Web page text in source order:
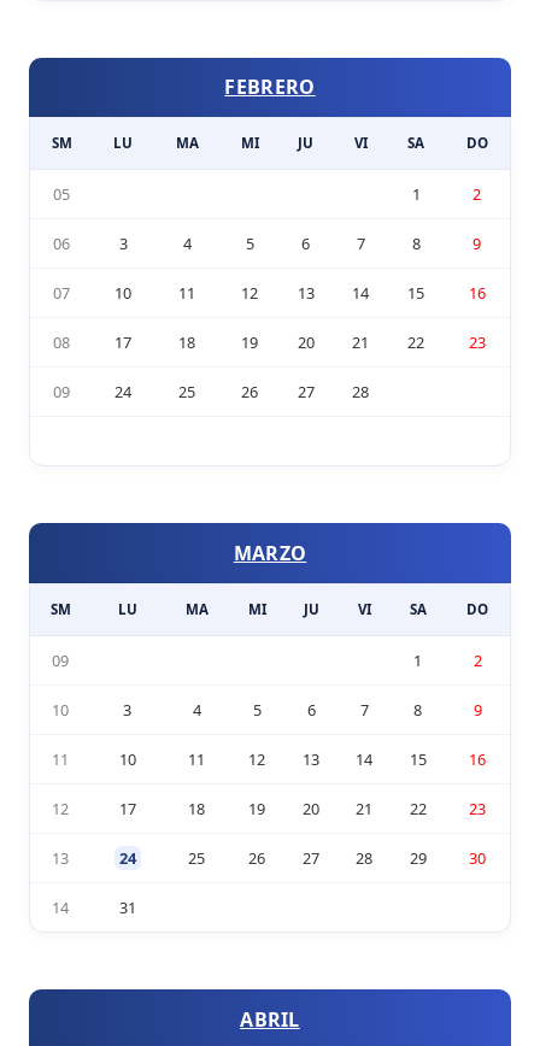
FEBRERO
SM LU MA MI JU VI SA DO
05 1 2
06 3 4 5 6 7 8 9
07 10 11 12 13 14 15 16
08 17 18 19 20 21 22 23
09 24 25 26 27 28
MARZO
SM LU MA MI JU VI SA DO
09 1 2
10 3 4 5 6 7 8 9
11 10 11 12 13 14 15 16
12 17 18 19 20 21 22 23
13 24 25 26 27 28 29 30
14 31
ABRIL